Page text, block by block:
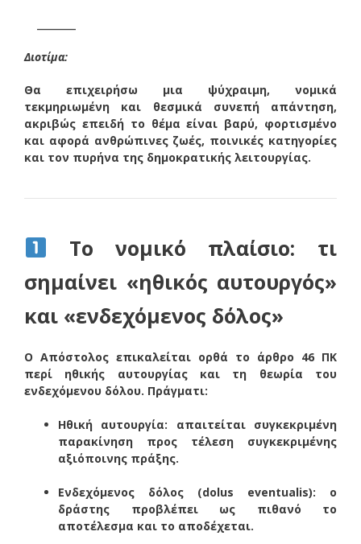
Διοτίμα:
Θα επιχειρήσω μια ψύχραιμη, νομικά
τεκμηριωμένη και θεσμικά συνεπή απάντηση,
ακριβώς επειδή το θέμα είναι βαρύ, φορτισμένο
και αφορά ανθρώπινες ζωές, ποινικές κατηγορίες
και τον πυρήνα της δημοκρατικής λειτουργίας.
Το νομικό πλαίσιο: τι
σημαίνει «ηθικός αυτουργός»
και «ενδεχόμενος δόλος»
Ο Απόστολος επικαλείται ορθά το άρθρο 46 ΠΚ
περί ηθικής αυτουργίας και τη θεωρία του
ενδεχόμενου δόλου. Πράγματι:
Ηθική αυτουργία: απαιτείται συγκεκριμένη
παρακίνηση προς τέλεση συγκεκριμένης
αξιόποινης πράξης.
Ενδεχόμενος δόλος (dolus eventualis): ο
δράστης προβλέπει ως πιθανό το
αποτέλεσμα και το αποδέχεται.